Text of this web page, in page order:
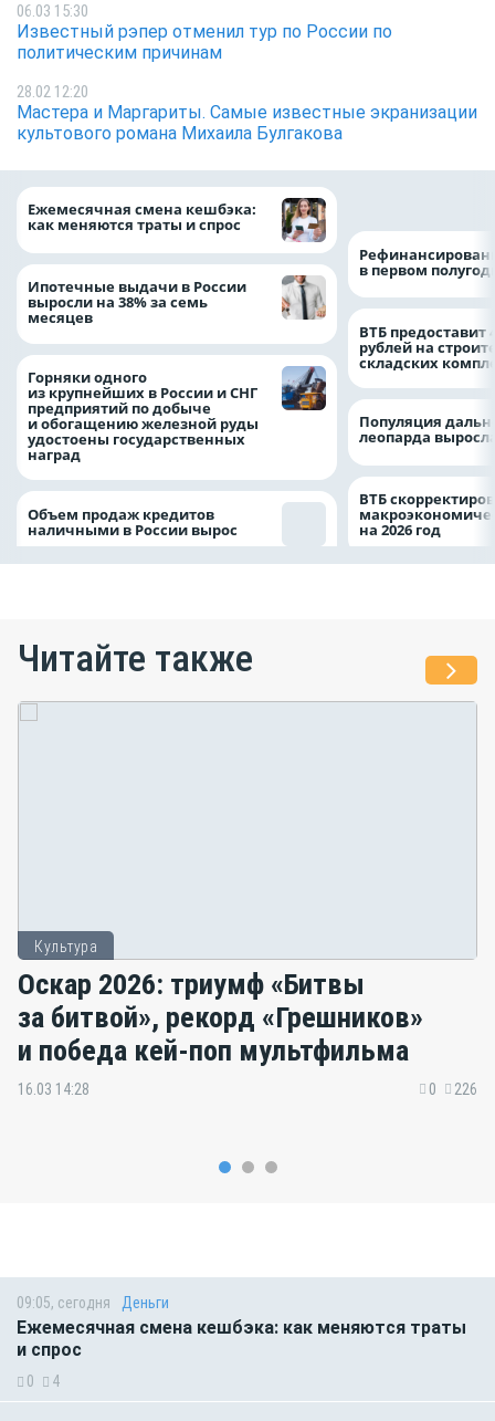
06.03 15:30
Известный рэпер отменил тур по России по
политическим причинам
28.02 12:20
Мастера и Маргариты. Самые известные экранизации
культового романа Михаила Булгакова
Ежемесячная смена кешбэка:
как меняются траты и спрос
Ипотечные выдачи в России
выросли на 38% за семь
месяцев
Горняки одного
из крупнейших в России и СНГ
предприятий по добыче
и обогащению железной руды
удостоены государственных
наград
Объем продаж кредитов
наличными в России вырос
в первом
ВТБ предоставит
рублей на
складских
Популяция
леопарда
ВТБ
на 2026 год
Читайте также
Культура
Оскар 2026: триумф «Битвы
за битвой», рекорд «Грешников»
и победа кей-поп мультфильма
16.03 14:28 0 226
09:05, сегодня Деньги
Ежемесячная смена кешбэка: как меняются траты
и спрос
0 4